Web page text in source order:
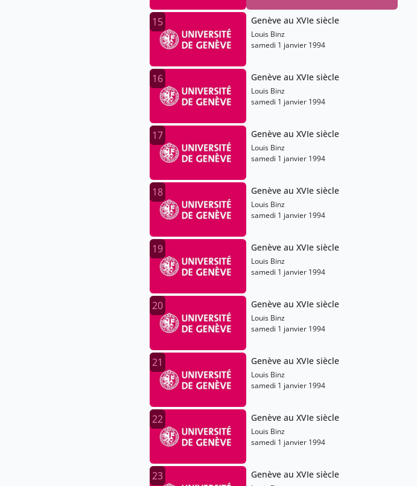
15 Genève au XVIe siècle
Louis Binz
samedi 1 janvier 1994
16 Genève au XVIe siècle
Louis Binz
samedi 1 janvier 1994
17 Genève au XVIe siècle
Louis Binz
samedi 1 janvier 1994
18 Genève au XVIe siècle
Louis Binz
samedi 1 janvier 1994
19 Genève au XVIe siècle
Louis Binz
samedi 1 janvier 1994
20 Genève au XVIe siècle
Louis Binz
samedi 1 janvier 1994
21 Genève au XVIe siècle
Louis Binz
samedi 1 janvier 1994
22 Genève au XVIe siècle
Louis Binz
samedi 1 janvier 1994
23 Genève au XVIe siècle